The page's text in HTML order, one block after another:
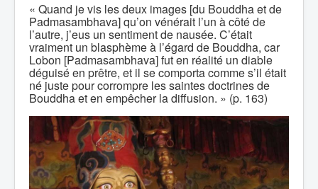
« Quand je vis les deux images [du Bouddha et de
Padmasambhava] qu’on vénérait l’un à côté de
l’autre, j’eus un sentiment de nausée. C’était
vraiment un blasphème à l’égard de Bouddha, car
Lobon [Padmasambhava] fut en réalité un diable
déguisé en prêtre, et il se comporta comme s’il était
né juste pour corrompre les saintes doctrines de
Bouddha et en empêcher la diffusion. » (p. 163)